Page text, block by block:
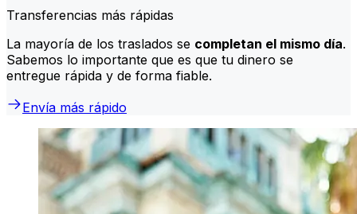
Transferencias más rápidas
La mayoría de los traslados se completan el mismo día.
Sabemos lo importante que es que tu dinero se
entregue rápida y de forma fiable.
Envía más rápido